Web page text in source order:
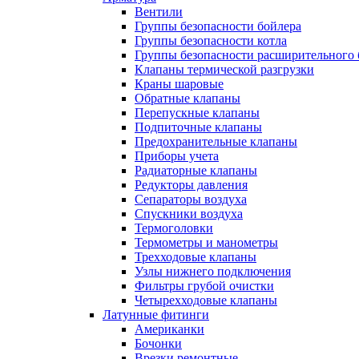
Вентили
Группы безопасности бойлера
Группы безопасности котла
Группы безопасности расширительного
Клапаны термической разгрузки
Краны шаровые
Обратные клапаны
Перепускные клапаны
Подпиточные клапаны
Предохранительные клапаны
Приборы учета
Радиаторные клапаны
Редукторы давления
Сепараторы воздуха
Спускники воздуха
Термоголовки
Термометры и манометры
Трехходовые клапаны
Узлы нижнего подключения
Фильтры грубой очистки
Четырехходовые клапаны
Латунные фитинги
Американки
Бочонки